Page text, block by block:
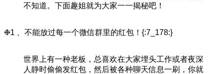
不知道。下面趣姐就为大家一一揭秘吧！
❉1 、不能放过每一个微信群里的红包！{:7_178:}
世界上有一种老板，总喜欢在大家埋头工作或者夜深
人静时偷偷发红包，然后被各种聊天信息一刷，你就